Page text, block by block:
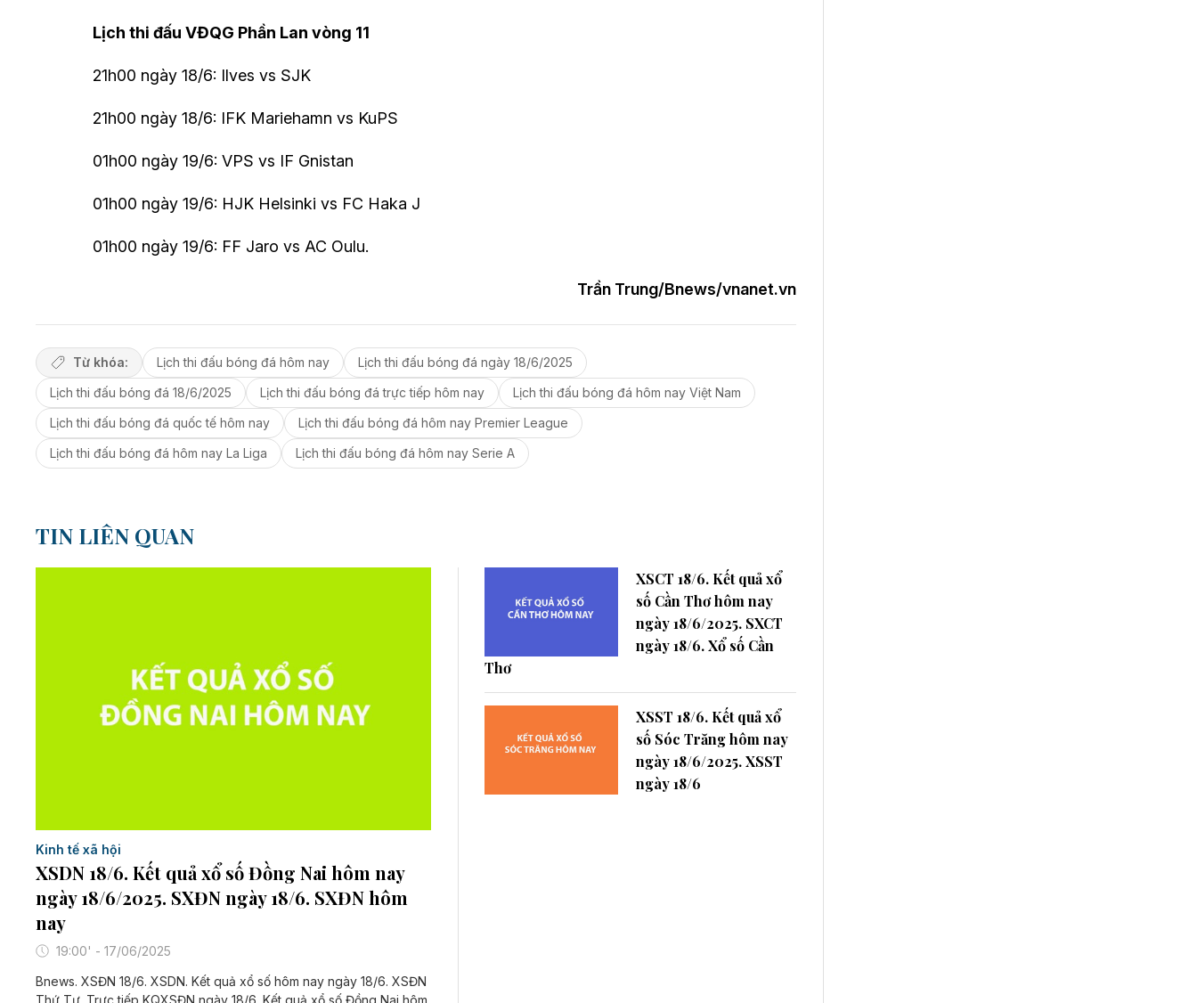
Lịch thi đấu VĐQG Phần Lan vòng 11
21h00 ngày 18/6: Ilves vs SJK
21h00 ngày 18/6: IFK Mariehamn vs KuPS
01h00 ngày 19/6: VPS vs IF Gnistan
01h00 ngày 19/6: HJK Helsinki vs FC Haka J
01h00 ngày 19/6: FF Jaro vs AC Oulu.
Trần Trung/Bnews/vnanet.vn
Từ khóa: Lịch thi đấu bóng đá hôm nay
Lịch thi đấu bóng đá ngày 18/6/2025
Lịch thi đấu bóng đá 18/6/2025
Lịch thi đấu bóng đá trực tiếp hôm nay
Lịch thi đấu bóng đá hôm nay Việt Nam
Lịch thi đấu bóng đá quốc tế hôm nay
Lịch thi đấu bóng đá hôm nay Premier League
Lịch thi đấu bóng đá hôm nay La Liga
Lịch thi đấu bóng đá hôm nay Serie A
TIN LIÊN QUAN
Kinh tế xã hội
XSDN 18/6. Kết quả xổ số Đồng Nai hôm nay
ngày 18/6/2025. SXĐN ngày 18/6. SXĐN hôm
nay
19:00' - 17/06/2025
Bnews. XSĐN 18/6. XSDN. Kết quả xổ số hôm nay ngày 18/6. XSĐN
XSCT 18/6. Kết quả xổ
số Cần Thơ hôm nay
ngày 18/6/2025. SXCT
ngày 18/6. Xổ số Cần
Thơ
XSST 18/6. Kết quả xổ
số Sóc Trăng hôm nay
ngày 18/6/2025. XSST
ngày 18/6